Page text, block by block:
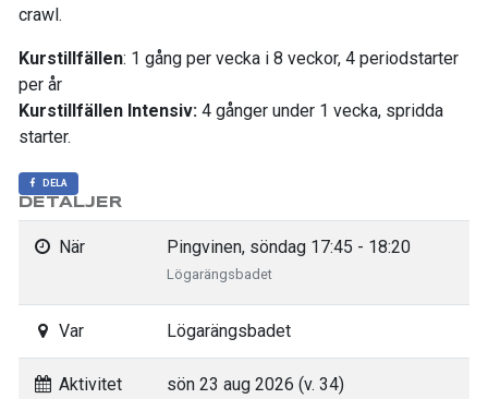
crawl.
Kurstillfällen: 1 gång per vecka i 8 veckor, 4 periodstarter
per år
Kurstillfällen Intensiv: 4 gånger under 1 vecka, spridda
starter.
DELA
DETALJER
När Pingvinen, söndag 17:45 - 18:20
Lögarängsbadet
Var Lögarängsbadet
Aktivitet
sön 23 aug 2026 (v. 34)